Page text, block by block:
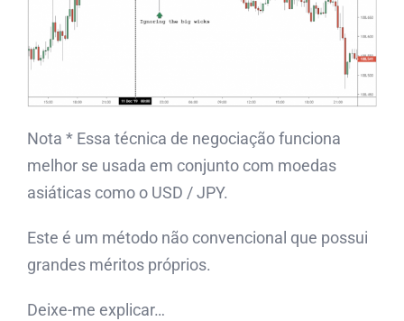
Nota * Essa técnica de negociação funciona
melhor se usada em conjunto com moedas
asiáticas como o USD / JPY.
Este é um método não convencional que possui
grandes méritos próprios.
Deixe-me explicar…